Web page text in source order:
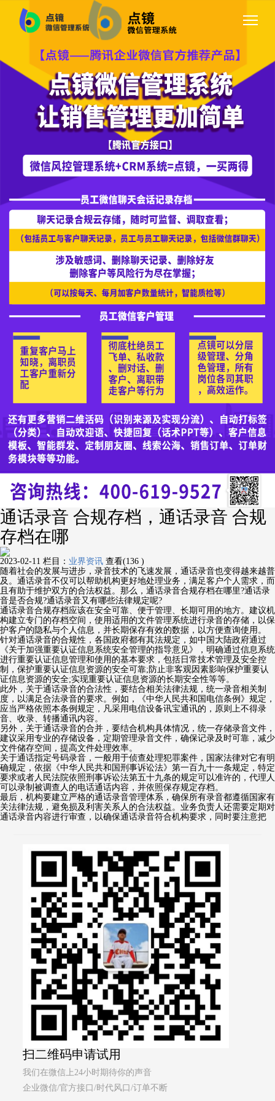
通话录音 合规存档，通话录音 合规
存档在哪
2023-02-11 栏目： 业界资讯 查看(136 )
随着社会的发展与进步，录音技术的飞速发展，通话录音也变得越来越普
及。通话录音不仅可以帮助机构更好地处理业务，满足客户个人需求，而
且有助于维护双方的合法权益。那么，通话录音合规存档在哪里?通话录
音是否合规?通话录音又有哪些法律规定呢?
通话录音合规存档应该在安全可靠、便于管理、长期可用的地方。建议机
构建立专门的存档空间，使用适用的文件管理系统进行录音的存储，以保
护客户的隐私与个人信息，并长期保存有效的数据，以方便查询使用。
针对通话录音的合规性，各国政府都有其法规定，如中国大陆政府通过
《关于加强重要认证信息系统安全管理的指导意见》，明确通过信息系统
进行重要认证信息管理和使用的基本要求，包括日常技术管理及安全控
制，保护重要认证信息资源的安全可靠;防止非客观因素影响保护重要认
证信息资源的安全;实现重要认证信息资源的长期安全性等等。
此外，关于通话录音的合法性，要结合相关法律法规，统一录音相关制
度，以满足合法录音的要求。例如，《中华人民共和国电信条例》规定，
应当严格依照本条例规定，凡采用电信设备讯宝通讯的，原则上不得录
音、收录、转播通讯内容。
另外，关于通话录音的合并，要结合机构具体情况，统一存储录音文件，
建议采用专业的存储设备，定期管理录音文件，确保记录及时可靠，减少
文件储存空间，提高文件处理效率。
关于通话指定号码录音，一般用于侦查处理犯罪案件，国家法律对它有明
确规定，依据《中华人民共和国刑事诉讼法》第一百九十一条规定，特定
要求或者人民法院依照刑事诉讼法第五十九条的规定可以准许的，代理人
可以录制被调查人的电话通话内容，并依照保存规定存档。
最后，机构要建立严格的通话录音管理体系，确保所有录音都遵循国家有
关法律法规，避免损及利害关系人的合法权益。业务负责人还需要定期对
通话录音内容进行审查，以确保通话录音符合机构要求，同时要注意把
扫二维码申请试用
我们在微信上24小时期待你的声音
企业微信/官方接口/时代风口/订单不断